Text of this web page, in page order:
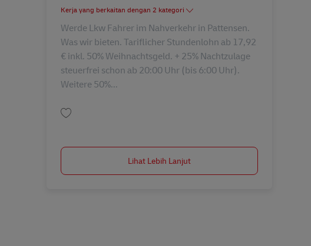
Kerja yang berkaitan dengan 2 kategori
Werde Lkw Fahrer im Nahverkehr in Pattensen.
Was wir bieten. Tariflicher Stundenlohn ab 17,92
€ inkl. 50% Weihnachtsgeld. + 25% Nachtzulage
steuerfrei schon ab 20:00 Uhr (bis 6:00 Uhr).
Weitere 50%...
Lihat Lebih Lanjut